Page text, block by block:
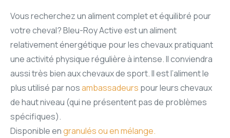
Vous recherchez un aliment complet et équilibré pour
votre cheval?Bleu-Roy Active est un aliment
relativement énergétique pour les chevaux pratiquant
une activité physique régulière à intense. Il conviendra
aussi très bien aux chevaux de sport. Il est l’aliment le
plus utilisé par nosambassadeurs pour leurs chevaux
de haut niveau (qui ne présentent pas de problèmes
spécifiques).
Disponible engranulés ou en mélange.